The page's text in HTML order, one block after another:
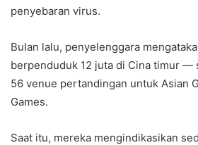
penyebaran virus.
Bulan lalu, penyelenggara
berpenduduk 12 juta di Cina timur —
56 venue pertandingan untuk Asian
Games.
Saat itu, mereka mengindikasikan